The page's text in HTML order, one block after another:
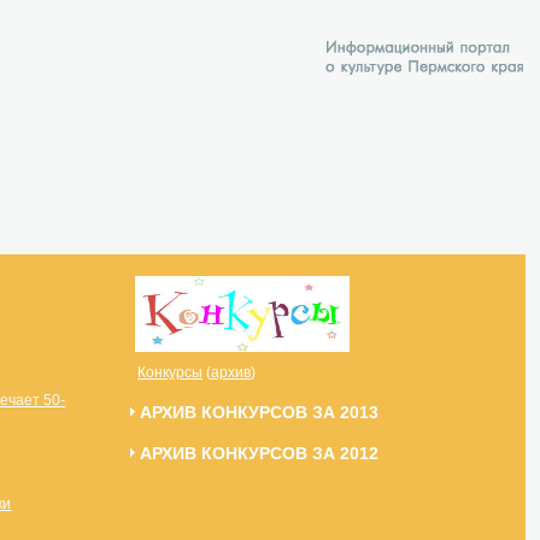
50-
Конкурсы (архив)
АРХИВ КОНКУРСОВ ЗА 2013
АРХИВ КОНКУРСОВ ЗА 2012